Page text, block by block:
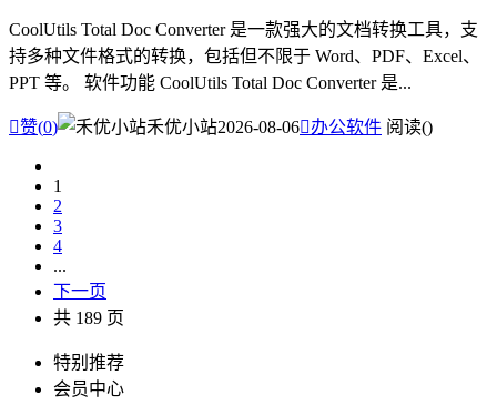
CoolUtils Total Doc Converter 是一款强大的文档转换工具，支
持多种文件格式的转换，包括但不限于 Word、PDF、Excel、
PPT 等。 软件功能 CoolUtils Total Doc Converter 是...
赞(0) 禾优小站2026-08-06办公软件 阅读()
1
2
3
4
...
下一页
共 189 页
特别推荐
会员中心